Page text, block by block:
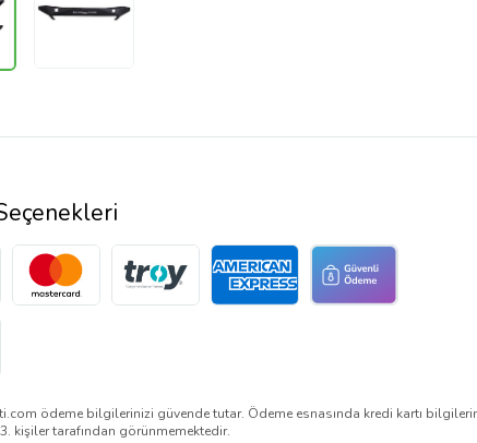
ödeme bilgilerinizi güvende tutar. Ödeme esnasında kredi kartı
kişiler tarafından görünmemektedir.